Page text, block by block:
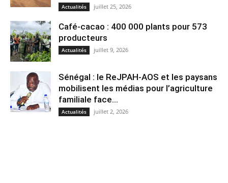
Actualités juillet 25, 2026
Café-cacao : 400 000 plants pour 573
producteurs
Actualités juillet 9, 2026
Sénégal : le ReJPAH-AOS et les paysans
mobilisent les médias pour l’agriculture
familiale face...
Actualités juillet 2, 2026